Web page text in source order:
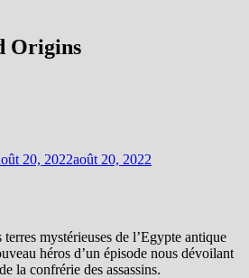
Origins
20, 2022août 20, 2022
mystérieuses de l’Egypte antique
héros d’un épisode nous dévoilant
la confrérie des assassins.